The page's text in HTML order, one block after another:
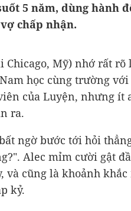
5 năm, dùng hành
chấp nhận.
Chicago, Mỹ) nhớ rất rõ
học cùng trường
của Luyện, nhưng ít
ra.
ngờ bước tới hỏi
Alec mỉm cười gật
và cũng là khoảnh khắc
kỷ.